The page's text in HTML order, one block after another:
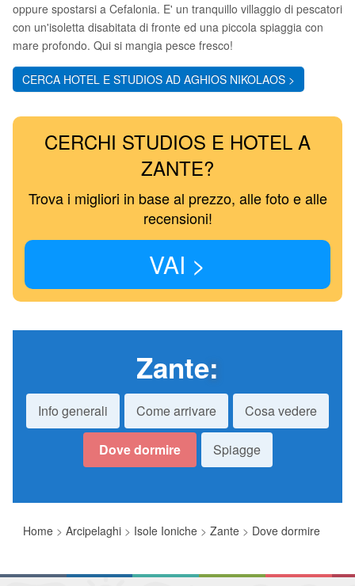
oppure spostarsi a Cefalonia. E' un tranquillo villaggio di pescatori
con un'isoletta disabitata di fronte ed una piccola spiaggia con
mare profondo. Qui si mangia pesce fresco!
CERCA HOTEL E STUDIOS AD AGHIOS NIKOLAOS >
CERCHI STUDIOS E HOTEL A
ZANTE?
Trova i migliori in base al prezzo, alle foto e alle
recensioni!
VAI >
Zante:
Info generali Come arrivare Cosa vedere
Dove dormire Spiagge
Home > Arcipelaghi > Isole Ioniche > Zante > Dove dormire